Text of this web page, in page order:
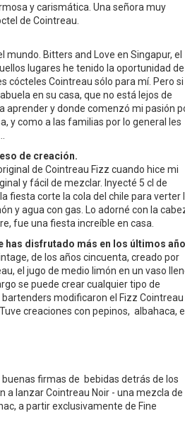
y carismática. Una señora muy
de Cointreau.
Bitters and Love en Singapur, el
lugares he tenido la oportunidad de
cócteles Cointreau sólo para mí. Pero si
en su casa, que no está lejos de
aprender y donde comenzó mi pasión
y como a las familias por lo general les
de creación.
de Cointreau Fizz cuando hice mi
y fácil de mezclar. Inyecté 5 cl de
fiesta corte la cola del chile para verter
y agua con gas. Lo adorné con la
fue una fiesta increíble en casa.
has disfrutado más en los últimos
de los años cincuenta, creado por
el jugo de medio limón en un vaso
se puede crear cualquier tipo de
modificaron el Fizz Cointreau
creaciones con pepinos, albahaca,
firmas de bebidas detrás de los
a lanzar Cointreau Noir - una mezcla de
a partir exclusivamente de Fine